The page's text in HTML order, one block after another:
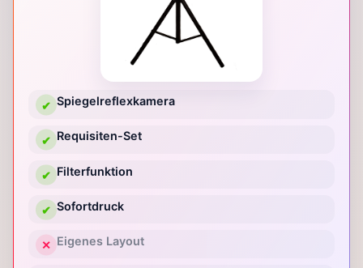
✔ Spiegelreflexkamera
✔ Requisiten-Set
✔ Filterfunktion
✔ Sofortdruck
✕ Eigenes Layout